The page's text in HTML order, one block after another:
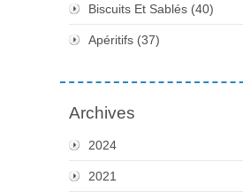
Biscuits Et Sablés (40)
Apéritifs (37)
Archives
2024
2021